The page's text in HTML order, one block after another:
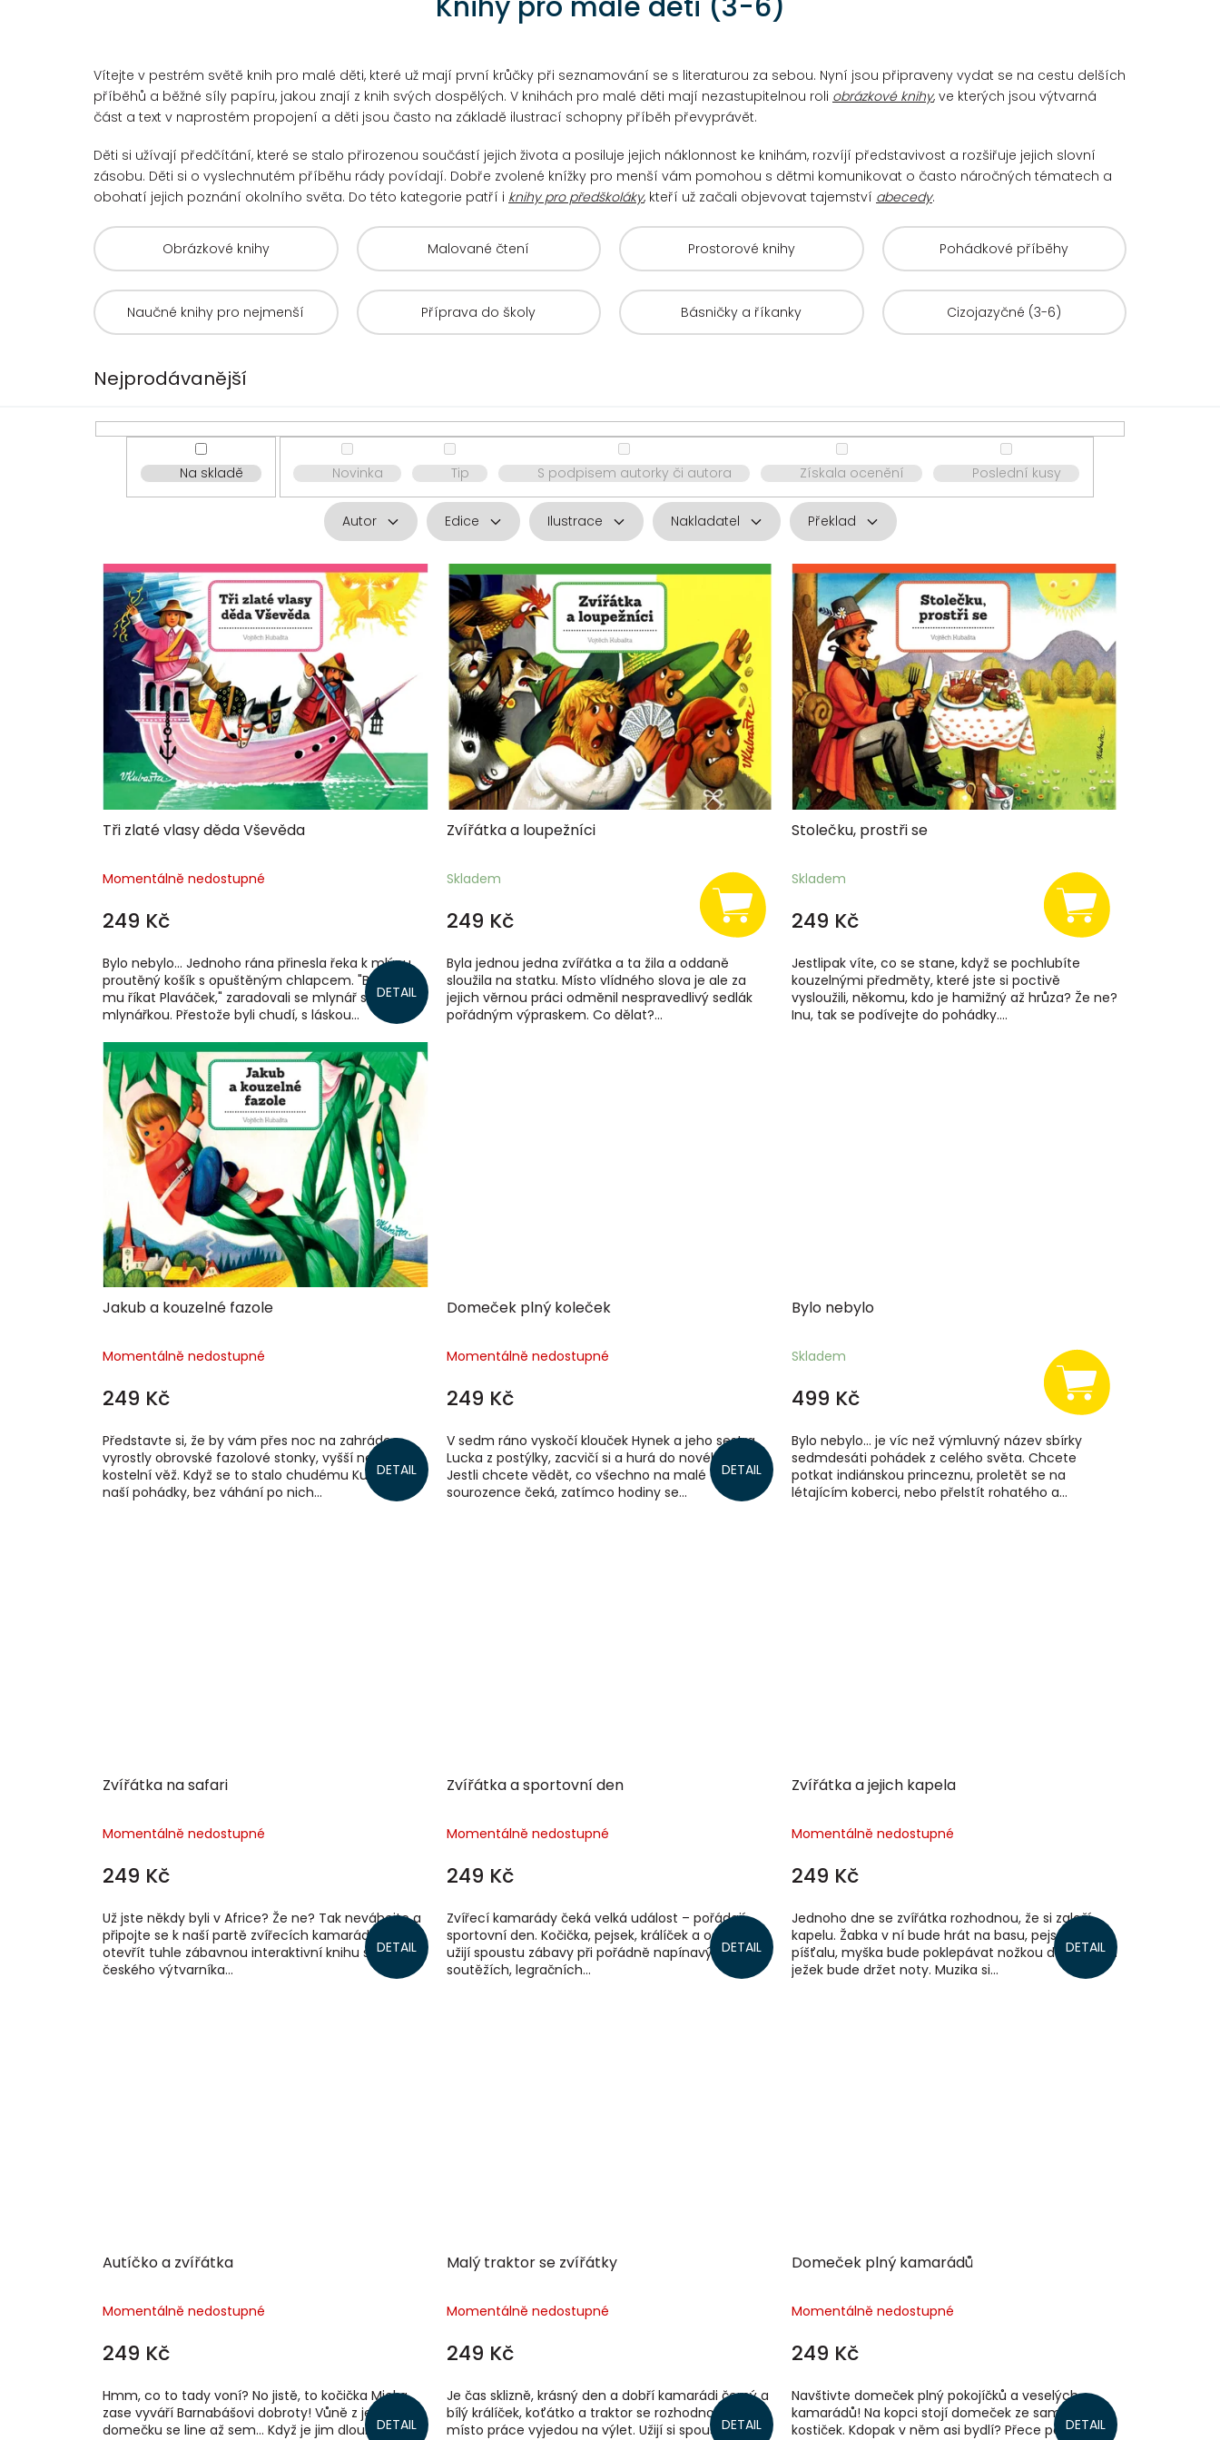
Vítejte v pestrém světě knih pro malé děti, které už mají první krůčky při seznamování se s literaturou za sebou. Nyní jsou připraveny vydat se na cestu delších
příběhů a běžné síly papíru, jakou znají z knih svých dospělých. V knihách pro malé děti mají nezastupitelnou roli obrázkové knihy, ve kterých jsou výtvarná
část a text v naprostém propojení a děti jsou často na základě ilustrací schopny příběh převyprávět.
Děti si užívají předčítání, které se stalo přirozenou součástí jejich života a posiluje jejich náklonnost ke knihám, rozvíjí představivost a rozšiřuje jejich slovní
zásobu. Děti si o vyslechnutém příběhu rády povídají. Dobře zvolené knížky pro menší vám pomohou s dětmi komunikovat o často náročných tématech a
obohatí jejich poznání okolního světa. Do této kategorie patří i knihy pro předškoláky, kteří už začali objevovat tajemství abecedy.
Obrázkové knihy Malované čtení Prostorové knihy Pohádkové příběhy
Naučné knihy pro nejmenší Příprava do školy Básničky a říkanky Cizojazyčné (3-6)
Nejprodávanější
Na skladě Novinka Tip S podpisem autorky či autora Získala ocenění Poslední kusy
Autor Edice Ilustrace Nakladatel Překlad
V
p
ů
Tři zlaté vlasy děda Vševěda
Momentálně nedostupné
249 Kč
DETAIL
Bylo nebylo… Jednoho rána přinesla řeka k mlýnu
proutěný košík s opuštěným chlapcem. "Budeme
mu říkat Plaváček," zaradovali se mlynář s
mlynářkou. Přestože byli chudí, s láskou...
Zvířátka a loupežníci
Skladem
249 Kč
Byla jednou jedna zvířátka a ta žila a oddaně
sloužila na statku. Místo vlídného slova je ale za
jejich věrnou práci odměnil nespravedlivý sedlák
pořádným výpraskem. Co dělat?...
Stolečku, prostři se
Skladem
249 Kč
Jestlipak víte, co se stane, když se pochlubíte
kouzelnými předměty, které jste si poctivě
vysloužili, někomu, kdo je hamižný až hrůza? Že ne?
Inu, tak se podívejte do pohádky....
Jakub a kouzelné fazole
Momentálně nedostupné
249 Kč
DETAIL
Představte si, že by vám přes noc na zahrádce
vyrostly obrovské fazolové stonky, vyšší než
kostelní věž. Když se to stalo chudému Kubovi z
naší pohádky, bez váhání po nich...
Domeček plný koleček
Momentálně nedostupné
249 Kč
DETAIL
V sedm ráno vyskočí klouček Hynek a jeho sestra
Lucka z postýlky, zacvičí si a hurá do nového dne.
Jestli chcete vědět, co všechno na malé
sourozence čeká, zatímco hodiny se...
Bylo nebylo
Skladem
499 Kč
Bylo nebylo… je víc než výmluvný název sbírky
sedmdesáti pohádek z celého světa. Chcete
potkat indiánskou princeznu, proletět se na
létajícím koberci, nebo přelstít rohatého a...
Zvířátka na safari
Momentálně nedostupné
249 Kč
DETAIL
Už jste někdy byli v Africe? Že ne? Tak neváhejte a
připojte se k naší partě zvířecích kamarádů! Stačí
otevřít tuhle zábavnou interaktivní knihu slavného
českého výtvarníka...
Zvířátka a sportovní den
Momentálně nedostupné
249 Kč
DETAIL
Zvířecí kamarády čeká velká událost – pořádají
sportovní den. Kočička, pejsek, králíček a ostatní si
užijí spoustu zábavy při pořádně napínavých
soutěžích, legračních...
Zvířátka a jejich kapela
Momentálně nedostupné
249 Kč
DETAIL
Jednoho dne se zvířátka rozhodnou, že si založí
kapelu. Žabka v ní bude hrát na basu, pejsek na
píšťalu, myška bude poklepávat nožkou do rytmu a
ježek bude držet noty. Muzika si...
Autíčko a zvířátka
Momentálně nedostupné
249 Kč
DETAIL
Hmm, co to tady voní? No jistě, to kočička Micka
zase vyváří Barnabášovi dobroty! Vůně z jejich
domečku se line až sem… Když je jim dlouhá chvíle,
Malý traktor se zvířátky
Momentálně nedostupné
249 Kč
DETAIL
Je čas sklizně, krásný den a dobří kamarádi černý a
bílý králíček, koťátko a traktor se rozhodnou, že si
místo práce vyjedou na výlet. Užijí si spoustu
Domeček plný kamarádů
Momentálně nedostupné
249 Kč
DETAIL
Navštivte domeček plný pokojíčků a veselých
kamarádů! Na kopci stojí domeček ze samých
kostiček. Kdopak v něm asi bydlí? Přece pejsek